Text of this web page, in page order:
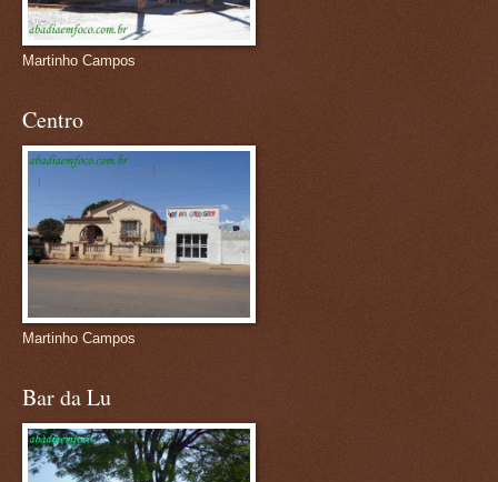
Martinho Campos
Centro
Martinho Campos
Bar da Lu